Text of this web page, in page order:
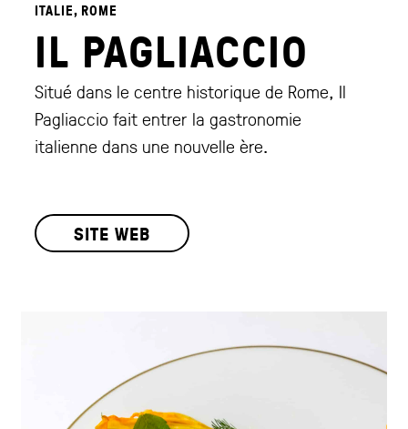
ITALIE, ROME
IL PAGLIACCIO
Situé dans le centre historique de Rome, Il
Pagliaccio fait entrer la gastronomie
italienne dans une nouvelle ère.
SITE WEB